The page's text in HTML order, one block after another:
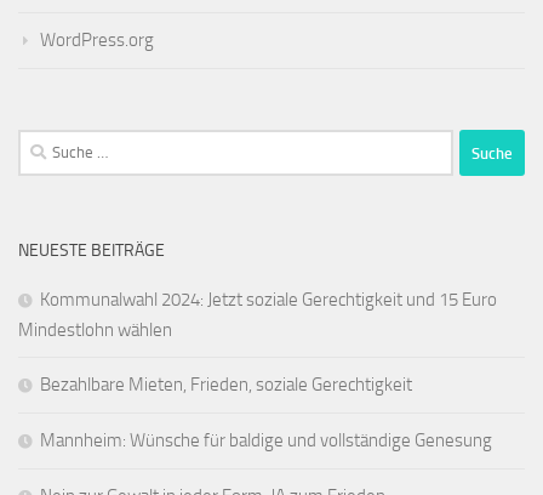
WordPress.org
Suche
nach:
NEUESTE BEITRÄGE
Kommunalwahl 2024: Jetzt soziale Gerechtigkeit und 15 Euro
Mindestlohn wählen
Bezahlbare Mieten, Frieden, soziale Gerechtigkeit
Mannheim: Wünsche für baldige und vollständige Genesung